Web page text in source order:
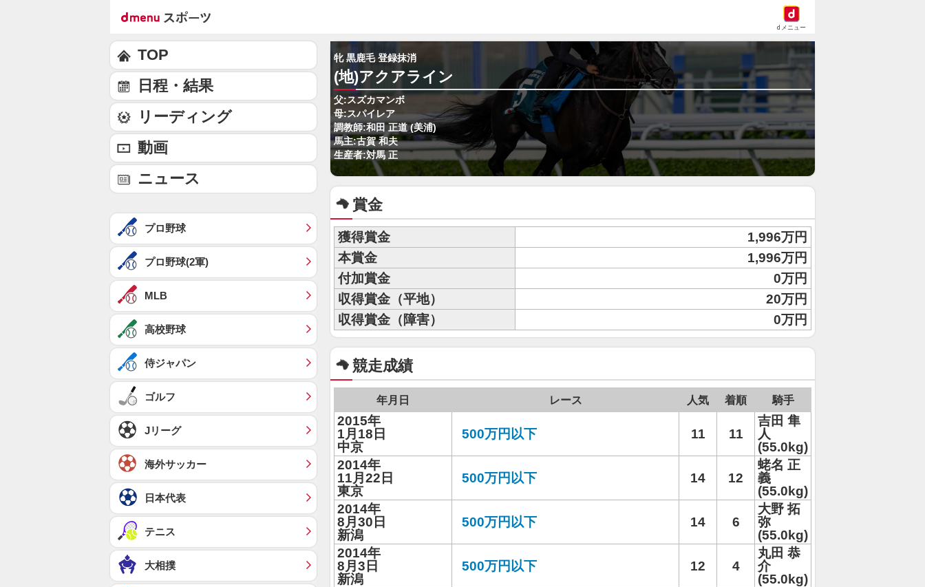
dメニュー
牝 黒鹿毛 登録抹消
(地)アクアライン
父:スズカマンボ
母:スパイレア
調教師:和田 正道 (美浦)
馬主:古賀 和夫
生産者:対馬 正
賞金
獲得賞金
1,996万円
本賞金
1,996万円
付加賞金
0万円
収得賞金（平地）
20万円
収得賞金（障害）
0万円
競走成績
年月日 レース 人気 着順 騎手
2015年
1月18日
中京
500万円以下 11 11
吉田 隼
人
(55.0kg)
2014年
11月22日
東京
500万円以下 14 12
蛯名 正
義
(55.0kg)
2014年
8月30日
新潟
500万円以下 14 6
大野 拓
弥
(55.0kg)
2014年
8月3日
新潟
500万円以下 12 4
丸田 恭
介
(55.0kg)
TOP
日程・結果
リーディング
動画
ニュース
プロ野球
プロ野球(2軍)
MLB
高校野球
侍ジャパン
ゴルフ
Jリーグ
海外サッカー
日本代表
テニス
大相撲